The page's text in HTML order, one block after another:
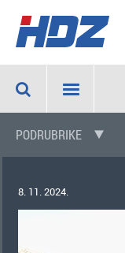
PODRUBRIKE
8. 11. 2024.